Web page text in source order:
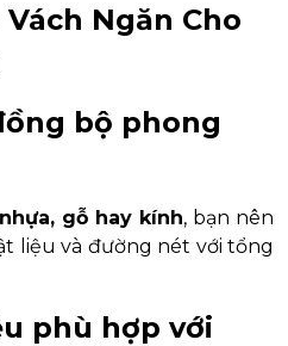
Ngăn Cho
bộ phong
gỗ hay kính, bạn nên
liệu và đường nét với tổng
phù hợp với